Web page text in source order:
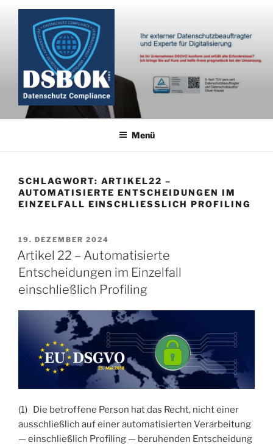
Zum
springen
Menü
SCHLAGWORT: ARTIKEL22 –
AUTOMATISIERTE ENTSCHEIDUNGEN IM
EINZELFALL EINSCHLIESSLICH PROFILING
VERÖFFENTLICHT
AM
19. DEZEMBER 2024
Artikel 22 – Automatisierte
Entscheidungen im Einzelfall
einschließlich Profiling
(1) Die betroffene Person hat das Recht, nicht einer
ausschließlich auf einer automatisierten Verarbeitung
— einschließlich Profiling — beruhenden Entscheidung